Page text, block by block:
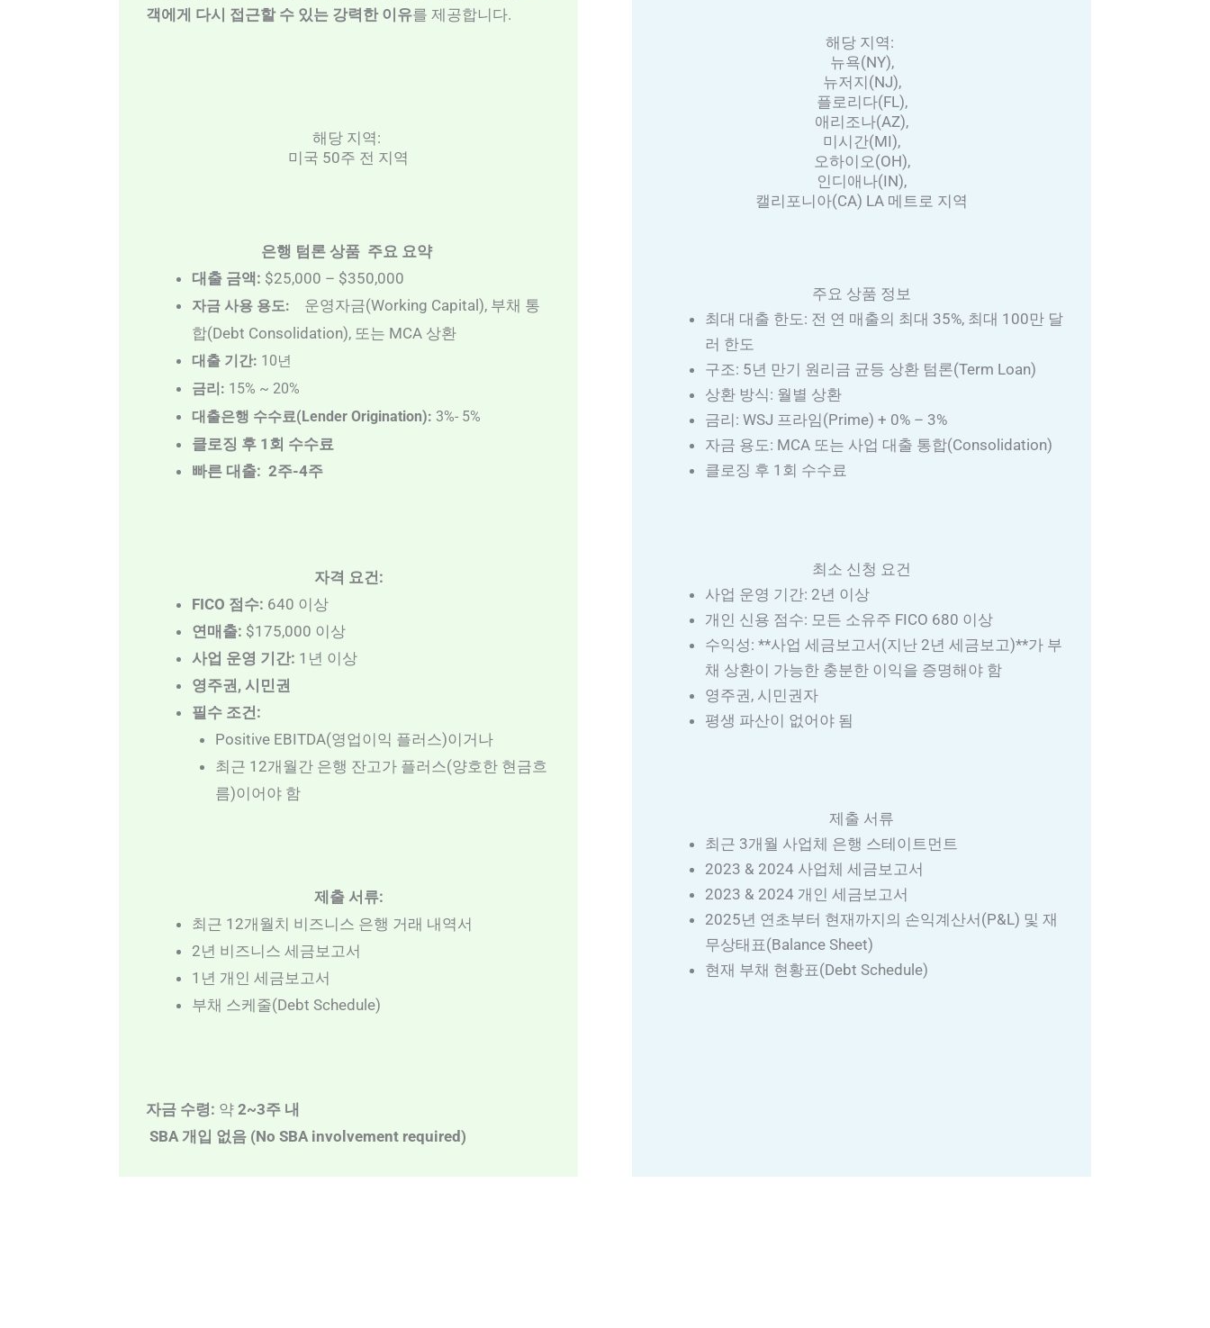
객에게 다시 접근할 수 있는 강력한 이유를 제공합니다.
해당 지역:
미국 50주 전 지역
은행 텀론 상품 주요 요약
대출 금액: $25,000 – $350,000
자금 사용 용도: 운영자금(Working Capital), 부채 통
합(Debt Consolidation), 또는 MCA 상환
대출 기간: 10년
금리: 15% ~ 20%
대출은행 수수료(Lender Origination): 3%- 5%
클로징 후 1회 수수료
빠른 대출: 2주-4주
자격 요건:
FICO 점수: 640 이상
연매출: $175,000 이상
사업 운영 기간: 1년 이상
영주권, 시민권
필수 조건:
Positive EBITDA(영업이익 플러스)이거나
최근 12개월간 은행 잔고가 플러스(양호한 현금흐
름)이어야 함
제출 서류:
최근 12개월치 비즈니스 은행 거래 내역서
2년 비즈니스 세금보고서
1년 개인 세금보고서
부채 스케줄(Debt Schedule)
자금 수령: 약 2~3주 내
SBA 개입 없음 (No SBA involvement required)
해당 지역:
뉴욕(NY),
뉴저지(NJ),
플로리다(FL),
애리조나(AZ),
미시간(MI),
오하이오(OH),
인디애나(IN),
캘리포니아(CA) LA 메트로 지역
주요 상품 정보
최대 대출 한도: 전 연 매출의 최대 35%, 최대 100만 달
러 한도
구조: 5년 만기 원리금 균등 상환 텀론(Term Loan)
상환 방식: 월별 상환
금리: WSJ 프라임(Prime) + 0% – 3%
자금 용도: MCA 또는 사업 대출 통합(Consolidation)
클로징 후 1회 수수료
최소 신청 요건
사업 운영 기간: 2년 이상
개인 신용 점수: 모든 소유주 FICO 680 이상
수익성: **사업 세금보고서(지난 2년 세금보고)**가 부
채 상환이 가능한 충분한 이익을 증명해야 함
영주권, 시민권자
평생 파산이 없어야 됨
제출 서류
최근 3개월 사업체 은행 스테이트먼트
2023 & 2024 사업체 세금보고서
2023 & 2024 개인 세금보고서
2025년 연초부터 현재까지의 손익계산서(P&L) 및 재
무상태표(Balance Sheet)
현재 부채 현황표(Debt Schedule)